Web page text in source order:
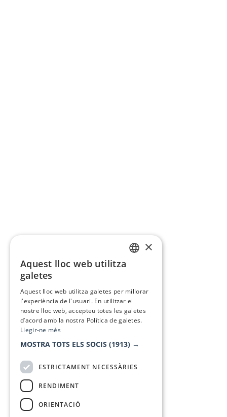
×
Aquest lloc web utilitza
galetes
Aquest lloc web utilitza galetes per millorar
l'experiència de l'usuari. En utilitzar el
nostre lloc web, accepteu totes les galetes
d’acord amb la nostra Política de galetes.
Llegir-ne més
MOSTRA TOTS ELS SOCIS (1913) →
ESTRICTAMENT NECESSÀRIES
RENDIMENT
ORIENTACIÓ